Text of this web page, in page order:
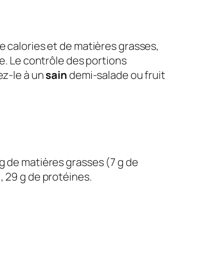
calories et de matières grasses,
Le contrôle des portions
le à unsain demi-salade ou fruit
de matières grasses (7 g de
29 g de protéines.